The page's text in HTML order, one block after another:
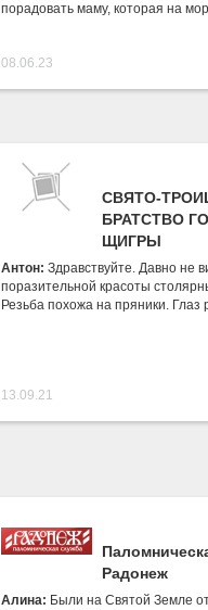
порадовать маму, которая на
08.06.23
СВЯТО-
БРАТСТВО
ЩИГРЫ
Антон: Здравствуйте. Давно не
поразительной красоты
Резьба похожа на пряники. Глаз
13.09.21
Радонеж
Алина: Были на Святой Земле